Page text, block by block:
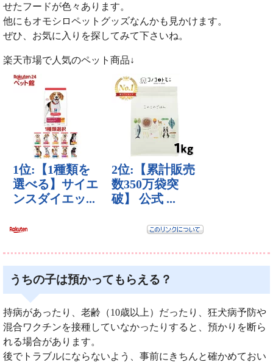
せたフードが色々あります。
他にもオモシロペットグッズなんかも見かけます。
ぜひ、お気に入りを探してみて下さいね。
楽天市場で人気のペット商品↓
うちの子は預かってもらえる？
持病があったり、老齢（10歳以上）だったり、狂犬病予防や
混合ワクチンを接種していなかったりすると、預かりを断ら
れる場合があります。
後でトラブルにならないよう、事前にきちんと確かめておい